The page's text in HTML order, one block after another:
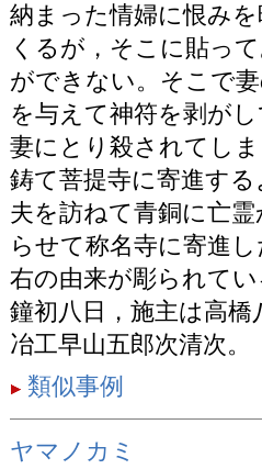
納まった情婦に恨み
くるが，そこに貼っ
ができない。そこで
を与えて神符を剥が
妻にとり殺されてし
鋳て菩提寺に寄進す
夫を訪ねて青銅に亡
らせて称名寺に寄進
右の由来が彫られて
鐘初八日，施主は高橋
冶工早山五郎次清次。
類似事例
ヤマノカミ